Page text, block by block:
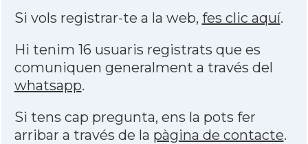
Si vols registrar-te a la web, fes clic aquí.
Hi tenim 16 usuaris registrats que es
comuniquen generalment a través del
whatsapp.
Si tens cap pregunta, ens la pots fer
arribar a través de la pàgina de contacte.